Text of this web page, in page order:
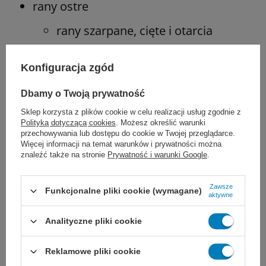
rany ostre
rany szarpane, cięte i otarcia
pooperacyjne rany chirurgiczne
wtórnie gojące się rany
pooperacyjne
miejsca pobrania skóry do
można łączyć z leczeniem podciśnieniem
jako siateczkę oddzielającą ranę
Konfiguracja zgód
Dbamy o Twoją prywatność
Sklep korzysta z plików cookie w celu realizacji usług zgodnie z
Polityką dotyczącą cookies. Możesz określić warunki
przechowywania lub dostępu do cookie w Twojej przeglądarce.
Więcej informacji na temat warunków i prywatności można
znaleźć także na stronie Prywatność i warunki Google.
Funkcjonalne pliki cookie (wymagane)
Zawsze
aktywne
Analityczne pliki cookie
Reklamowe pliki cookie